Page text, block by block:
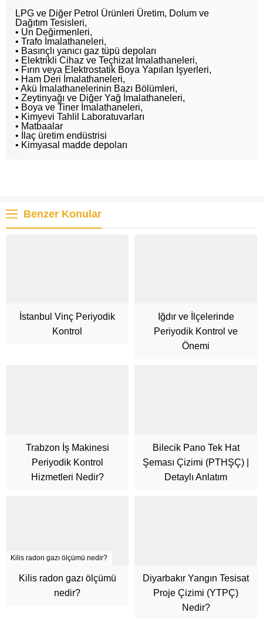
LPG ve Diğer Petrol Ürünleri Üretim, Dolum ve
Dağıtım Tesisleri,
• Un Değirmenleri,
• Trafo İmalathaneleri,
• Basınçlı yanıcı gaz tüpü depoları
• Elektrikli Cihaz ve Teçhizat İmalathaneleri,
• Fırın veya Elektrostatik Boya Yapılan İşyerleri,
• Ham Deri İmalathaneleri,
• Akü İmalathanelerinin Bazı Bölümleri,
• Zeytinyağı ve Diğer Yağ İmalathaneleri,
• Boya ve Tiner İmalathaneleri,
• Kimyevi Tahlil Laboratuvarları
• Matbaalar
• İlaç üretim endüstrisi
• Kimyasal madde depoları
Benzer Konular
İstanbul Vinç Periyodik
Kontrol
Iğdır ve İlçelerinde
Periyodik Kontrol ve
Önemi
Trabzon İş Makinesi
Periyodik Kontrol
Hizmetleri Nedir?
Bilecik Pano Tek Hat
Şeması Çizimi (PTHŞÇ) |
Detaylı Anlatım
Kilis radon gazı ölçümü nedir?
Kilis radon gazı ölçümü
nedir?
Diyarbakır Yangın Tesisat
Proje Çizimi (YTPÇ)
Nedir?
Cüneyt Bey